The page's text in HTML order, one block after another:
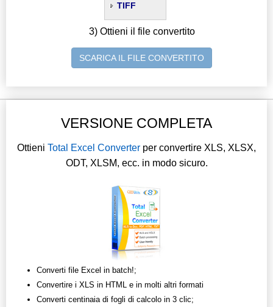
TIFF
3) Ottieni il file convertito
SCARICA IL FILE CONVERTITO
VERSIONE COMPLETA
Ottieni Total Excel Converter per convertire XLS, XLSX,
ODT, XLSM, ecc. in modo sicuro.
Converti file Excel in batch!;
Convertire i XLS in HTML e in molti altri formati
Converti centinaia di fogli di calcolo in 3 clic;